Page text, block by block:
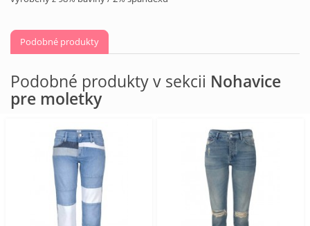
Podobné produkty
Podobné produkty v sekcii Nohavice
pre moletky